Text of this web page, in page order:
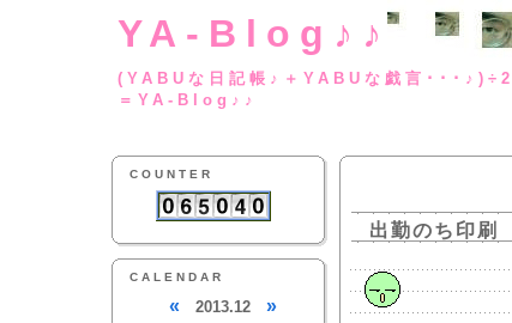
YA-Blog♪♪
(YABUな日記帳♪＋
＝YA-Blog♪♪
COUNTER
CALENDAR
« 2013.12 »
出勤のち印刷